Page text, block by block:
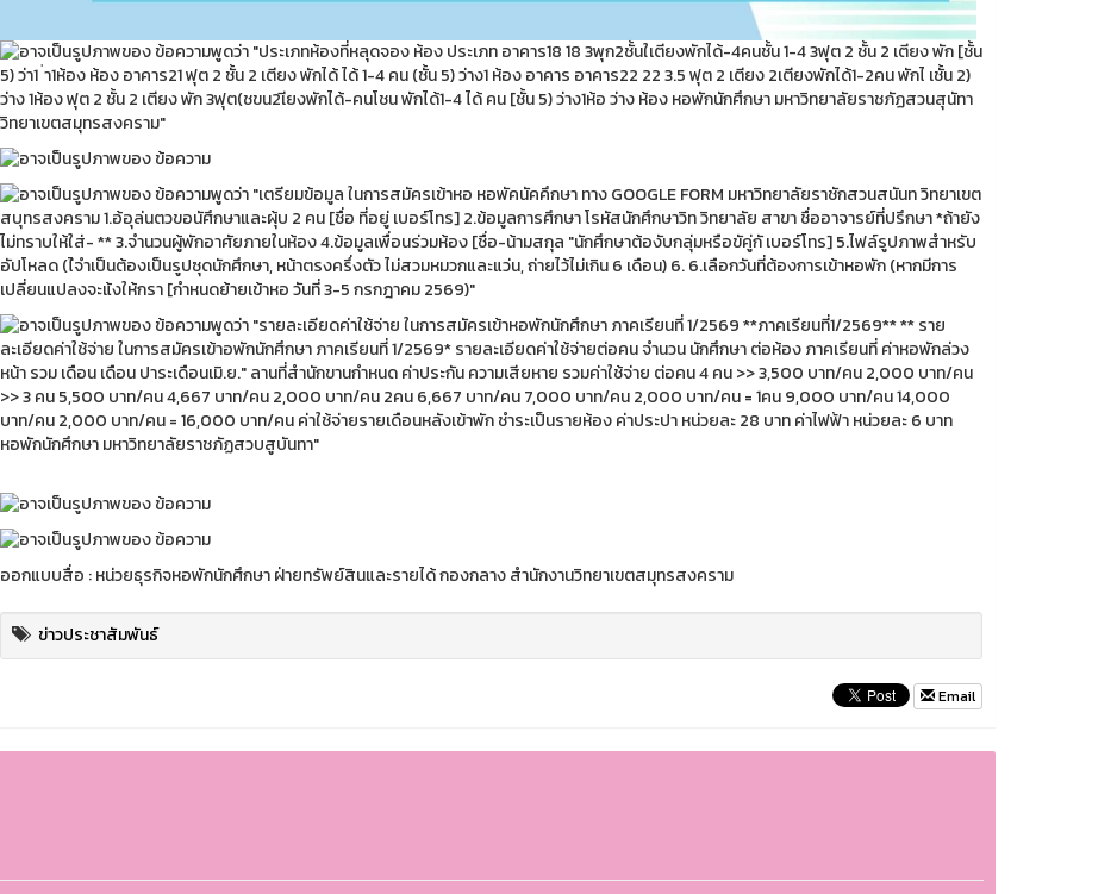
ออกแบบสื่อ : หน่วยธุรกิจหอพักนักศึกษา ฝ่ายทรัพย์สินและรายได้ กองกลาง สำนักงานวิทยาเขตสมุทรสงคราม
ข่าวประชาสัมพันธ์
Email